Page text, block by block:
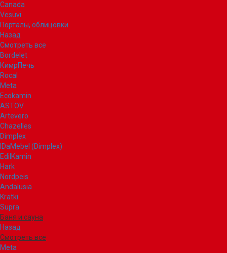
Canada
Vesuvi
Порталы, облицовки
Назад
Смотреть все
Bordelet
КимрПечь
Rocal
Meta
Ecokamin
ASTOV
Artevero
Chazelles
Dimplex
IDaMebel (Dimplex)
EdilKamin
Hark
Nordpeis
Andalusia
Kratki
Supra
Баня и сауна
Назад
Смотреть все
Meta